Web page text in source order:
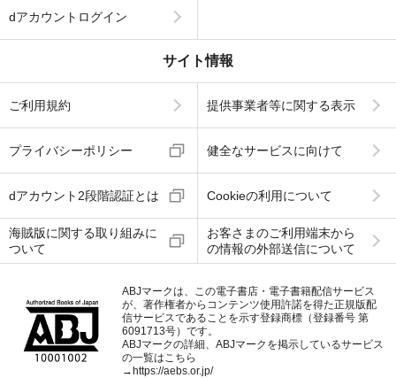
dアカウントログイン
サイト情報
ご利用規約 提供事業者等に関する表示
プライバシーポリシー 健全なサービスに向けて
dアカウント2段階認証とは Cookieの利用について
海賊版に関する取り組みに
ついて
お客さまのご利用端末から
の情報の外部送信について
ABJマークは、この電子書店・電子書籍配信サービス
が、著作権者からコンテンツ使用許諾を得た正規版配
信サービスであることを示す登録商標（登録番号 第
6091713号）です。
ABJマークの詳細、ABJマークを掲示しているサービス
の一覧はこちら
→https://aebs.or.jp/